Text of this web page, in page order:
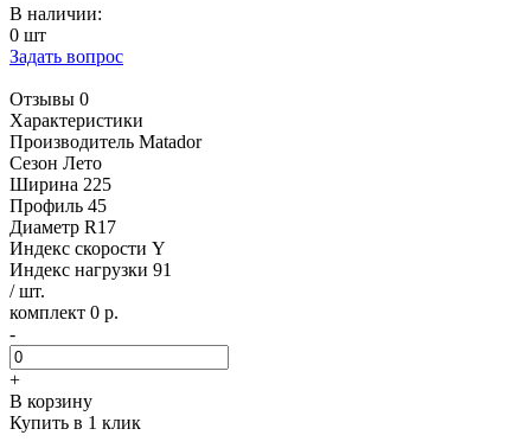
В наличии:
0 шт
Задать вопрос
Отзывы 0
Характеристики
Производитель Matador
Сезон Лето
Ширина 225
Профиль 45
Диаметр R17
Индекс скорости Y
Индекс нагрузки 91
/ шт.
комплект 0 р.
-
+
В корзину
Купить в 1 клик